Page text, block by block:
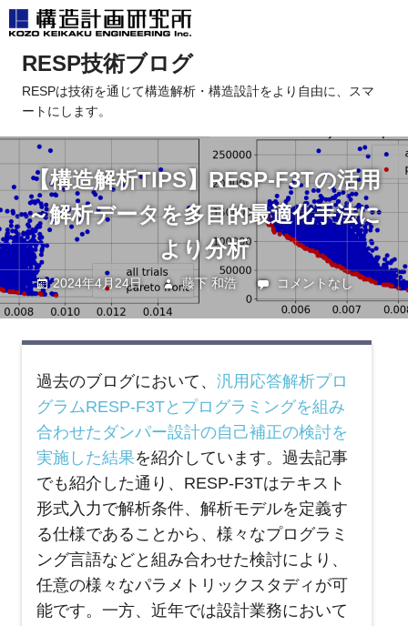
ツ
ッ
プ
RESP技術ブログ
RESPは技術を通じて構造解析・構造設計をより自由に、スマ
ートにします。
【構造解析TIPS】RESP-F3Tの活用
～解析データを多目的最適化手法に
より分析
2024年4月24日 藤下 和浩 未分類
コメントなし
過去のブログにおいて、 汎用応答解析プロ
グラムRESP-F3Tとプログラミングを組み
合わせたダンパー設計の自己補正の検討を
実施した結果を紹介しています。過去記事
でも紹介した通り、 RESP-F3Tはテキスト
形式入力で解析条件、解析モデルを定義す
る仕様であることから、様々なプログラミ
ング言語などと組み合わせた検討により、
任意の様々なパラメトリックスタディが可
能です。一方、近年では設計業務において